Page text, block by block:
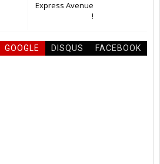
Express Avenue
!
GOOGLE DISQUS FACEBOOK